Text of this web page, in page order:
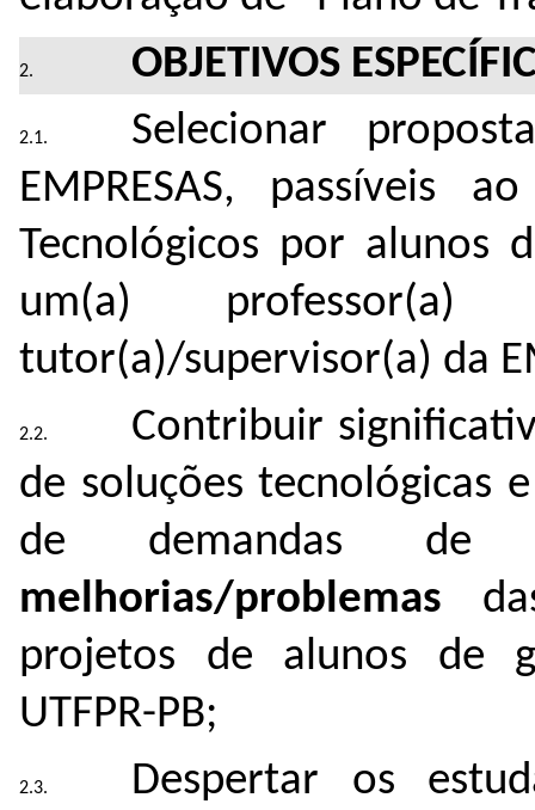
OBJETIVOS
Selecionar
EMPRESAS, passíveis
Tecnológicos por alunos
um(a)
tutor(a)/supervisor(a) da
Contribuir
de soluções tecnológicas
de demandas
melhorias/problemas
projetos de alunos de
UTFPR-PB;
Despertar os